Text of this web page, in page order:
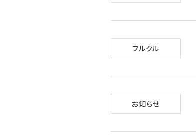
フルクル
お知らせ